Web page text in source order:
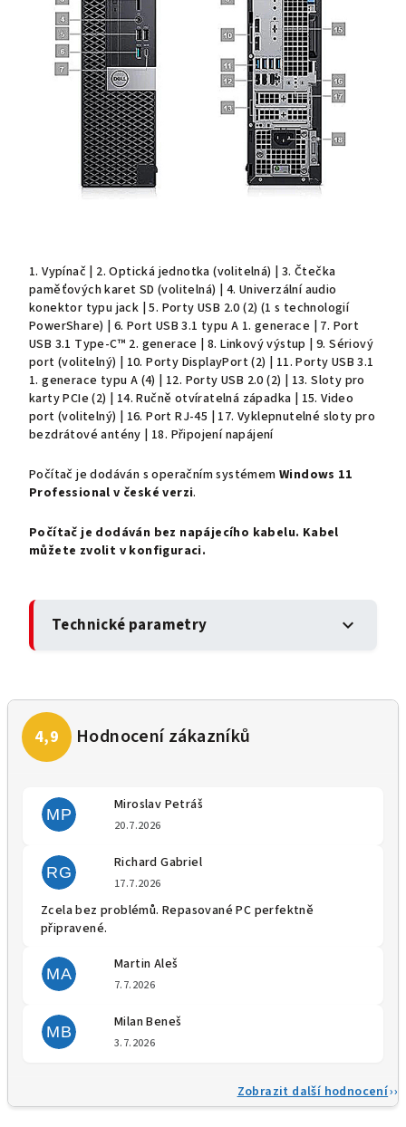
1. Vypínač | 2. Optická jednotka (volitelná) | 3. Čtečka
paměťových karet SD (volitelná) | 4. Univerzální audio
konektor typu jack | 5. Porty USB 2.0 (2) (1 s technologií
PowerShare) | 6. Port USB 3.1 typu A 1. generace | 7. Port
USB 3.1 Type-C™ 2. generace | 8. Linkový výstup | 9. Sériový
port (volitelný) | 10. Porty DisplayPort (2) | 11. Porty USB 3.1
1. generace typu A (4) | 12. Porty USB 2.0 (2) | 13. Sloty pro
karty PCIe (2) | 14. Ručně otvíratelná západka | 15. Video
port (volitelný) | 16. Port RJ-45 | 17. Vyklepnutelné sloty pro
bezdrátové antény | 18. Připojení napájení
Počítač je dodáván s operačním systémem Windows 11
Professional v české verzi.
Počítač je dodáván bez napájecího kabelu. Kabel
můžete zvolit v konfiguraci.
Technické parametry expand_more
MP
Miroslav Petráš
20.7.2026
RG
Richard Gabriel
17.7.2026
Zcela bez problémů. Repasované PC perfektně
připravené.
MA
Martin Aleš
7.7.2026
MB
Milan Beneš
3.7.2026
Zobrazit další hodnocení